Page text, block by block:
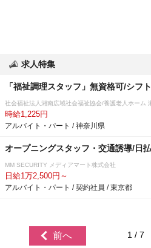
求人特集
「福祉調理スタッフ」無資格可/シフ
社会福祉法人湘南広域社会福祉協会/養護老人ホーム
時給1,225円
アルバイト・パート / 神奈川県
オープニングスタッフ・交通誘導/日
MM SECURITY メディアマート株式会社
日給1万2,500円～
アルバイト・パート / 契約社員 / 東京都
前へ 1 / 7